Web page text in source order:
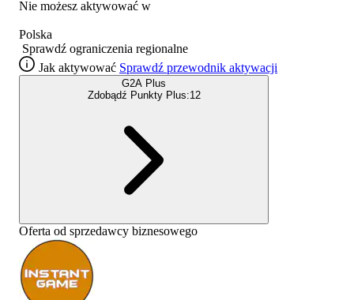
Nie możesz aktywować w
Polska
Sprawdź ograniczenia regionalne
Jak aktywować Sprawdź przewodnik aktywacji
G2A Plus
Zdobądź Punkty Plus:12
Oferta od sprzedawcy biznesowego